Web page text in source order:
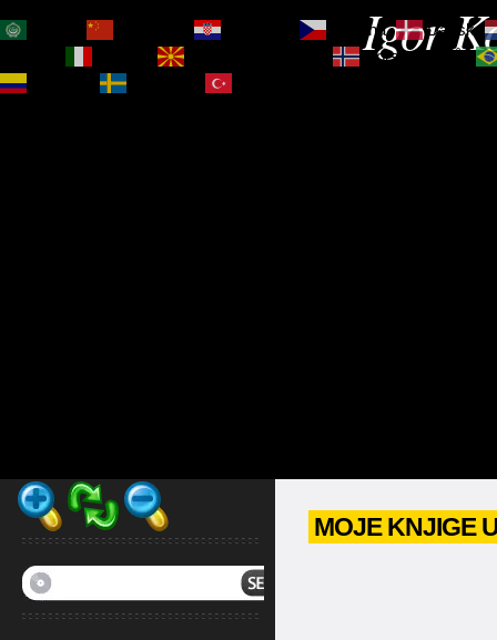
Igor
MOJE KNJIGE
Čeština‎
Dansk
Norsk bokmål